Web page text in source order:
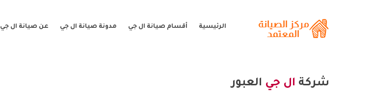
الرئيسية أقسام صيانة ال جي مدونة صيانة ال جي عن صيانة ال جي
شركة ال جي العبور